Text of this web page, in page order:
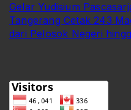
Gelar Yudisium
Tangerang Cetak 243
dari Pelosok Negeri